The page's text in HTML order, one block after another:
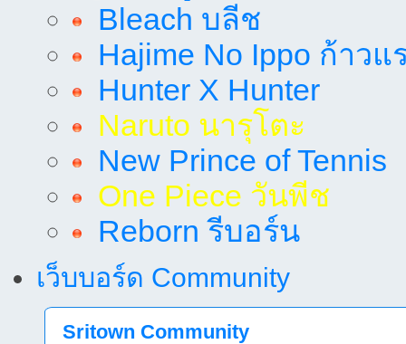
Bleach บลีช
Hajime No Ippo ก้าวแ
Hunter X Hunter
Naruto นารุโตะ
New Prince of Tennis
One Piece วันพีช
Reborn รีบอร์น
เว็บบอร์ด Community
Sritown Community